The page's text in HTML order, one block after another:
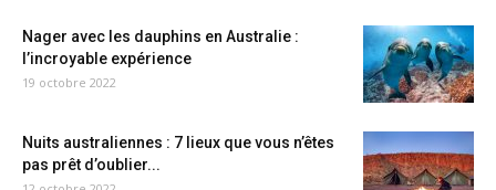
Nager avec les dauphins en Australie :
l’incroyable expérience
19 octobre 2022
Nuits australiennes : 7 lieux que vous n’êtes
pas prêt d’oublier...